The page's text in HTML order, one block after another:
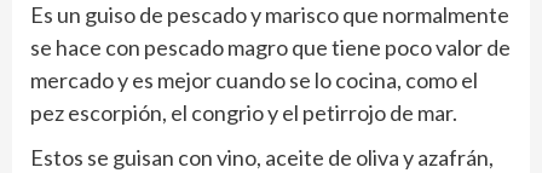
Es un guiso de pescado y marisco que normalmente
se hace con pescado magro que tiene poco valor de
mercado y es mejor cuando se lo cocina, como el
pez escorpión, el congrio y el petirrojo de mar.
Estos se guisan con vino, aceite de oliva y azafrán,